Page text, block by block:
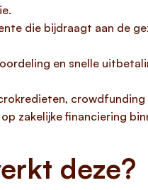
die bijdraagt aan de
en snelle
zakelijke financiering
deze?